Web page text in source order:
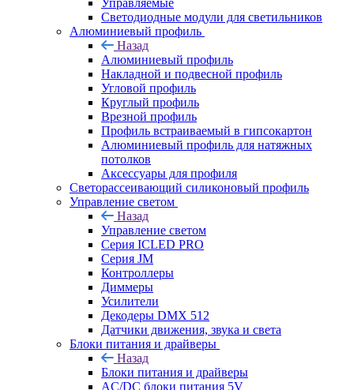
Управляемые
Светодиодные модули для светильников
Алюминиевый профиль
Назад
Алюминиевый профиль
Накладной и подвесной профиль
Угловой профиль
Круглый профиль
Врезной профиль
Профиль встраиваемый в гипсокартон
Алюминиевый профиль для натяжных
потолков
Аксессуары для профиля
Светорассеивающий силиконовый профиль
Управление светом
Назад
Управление светом
Серия ICLED PRO
Серия JM
Контроллеры
Диммеры
Усилители
Декодеры DMX 512
Датчики движения, звука и света
Блоки питания и драйверы
Назад
Блоки питания и драйверы
AC/DC блоки питания 5V